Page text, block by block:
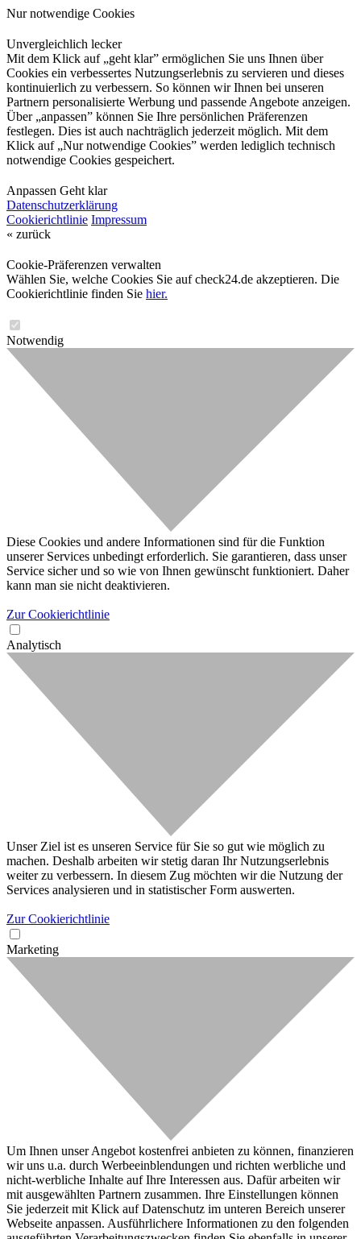
Nur notwendige Cookies
Unvergleichlich lecker
Mit dem Klick auf „geht klar” ermöglichen Sie uns Ihnen über
Cookies ein verbessertes Nutzungserlebnis zu servieren und dieses
kontinuierlich zu verbessern. So können wir Ihnen bei unseren
Partnern personalisierte Werbung und passende Angebote anzeigen.
Über „anpassen” können Sie Ihre persönlichen Präferenzen
festlegen. Dies ist auch nachträglich jederzeit möglich. Mit dem
Klick auf „Nur notwendige Cookies” werden lediglich technisch
notwendige Cookies gespeichert.
Anpassen Geht klar
Datenschutzerklärung
Cookierichtlinie Impressum
« zurück
Cookie-Präferenzen verwalten
Wählen Sie, welche Cookies Sie auf check24.de akzeptieren. Die
Cookierichtlinie finden Sie hier.
Notwendig
Diese Cookies und andere Informationen sind für die Funktion
unserer Services unbedingt erforderlich. Sie garantieren, dass unser
Service sicher und so wie von Ihnen gewünscht funktioniert. Daher
kann man sie nicht deaktivieren.
Zur Cookierichtlinie
Analytisch
Unser Ziel ist es unseren Service für Sie so gut wie möglich zu
machen. Deshalb arbeiten wir stetig daran Ihr Nutzungserlebnis
weiter zu verbessern. In diesem Zug möchten wir die Nutzung der
Services analysieren und in statistischer Form auswerten.
Zur Cookierichtlinie
Marketing
Um Ihnen unser Angebot kostenfrei anbieten zu können, finanzieren
wir uns u.a. durch Werbeeinblendungen und richten werbliche und
nicht-werbliche Inhalte auf Ihre Interessen aus. Dafür arbeiten wir
mit ausgewählten Partnern zusammen. Ihre Einstellungen können
Sie jederzeit mit Klick auf Datenschutz im unteren Bereich unserer
Webseite anpassen. Ausführlichere Informationen zu den folgenden